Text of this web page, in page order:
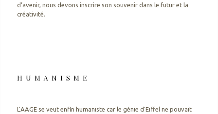
d’avenir, nous devons inscrire son souvenir dans le futur et la
créativité.
HUMANISME
L’AAGE se veut enfin humaniste car le génie d’Eiffel ne pouvait